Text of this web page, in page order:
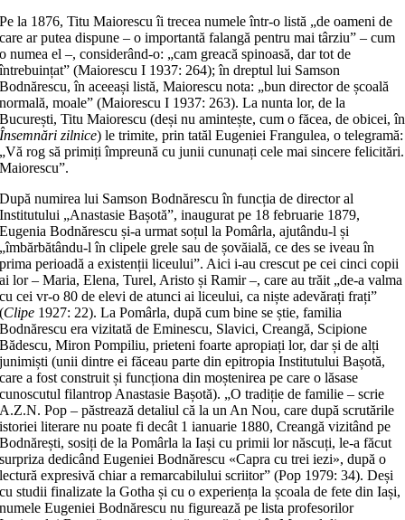
Pe la 1876, Titu Maiorescu îi trecea numele într-o listă „de oameni de
care ar putea dispune – o importantă falangă pentru mai târziu” – cum
o numea el –, considerând-o: „cam greacă spinoasă, dar tot de
întrebuințat” (Maiorescu I 1937: 264); în dreptul lui Samson
Bodnărescu, în aceeași listă, Maiorescu nota: „bun director de școală
normală, moale” (Maiorescu I 1937: 263). La nunta lor, de la
București, Titu Maiorescu (deși nu amintește, cum o făcea, de obicei, în
Însemnări zilnice) le trimite, prin tatăl Eugeniei Frangulea, o telegramă:
„Vă rog să primiți împreună cu junii cununați cele mai sincere felicitări.
Maiorescu”.
După numirea lui Samson Bodnărescu în funcția de director al
Institutului „Anastasie Bașotă”, inaugurat pe 18 februarie 1879,
Eugenia Bodnărescu și-a urmat soțul la Pomârla, ajutându-l și
„îmbărbătându-l în clipele grele sau de șovăială, ce des se iveau în
prima perioadă a existenții liceului”. Aici i-au crescut pe cei cinci copii
ai lor – Maria, Elena, Turel, Aristo și Ramir –, care au trăit „de-a valma
cu cei vr-o 80 de elevi de atunci ai liceului, ca niște adevărați frați”
(Clipe 1927: 22). La Pomârla, după cum bine se știe, familia
Bodnărescu era vizitată de Eminescu, Slavici, Creangă, Scipione
Bădescu, Miron Pompiliu, prieteni foarte apropiați lor, dar și de alți
junimiști (unii dintre ei făceau parte din epitropia Institutului Bașotă,
care a fost construit și funcționa din moștenirea pe care o lăsase
cunoscutul filantrop Anastasie Bașotă). „O tradiție de familie – scrie
A.Z.N. Pop – păstrează detaliul că la un An Nou, care după scrutările
istoriei literare nu poate fi decât 1 ianuarie 1880, Creangă vizitând pe
Bodnărești, sosiți de la Pomârla la Iași cu primii lor născuți, le-a făcut
surpriza dedicând Eugeniei Bodnărescu «Capra cu trei iezi», după o
lectură expresivă chiar a remarcabilului scriitor” (Pop 1979: 34). Deși
cu studii finalizate la Gotha și cu o experiența la școala de fete din Iași,
numele Eugeniei Bodnărescu nu figurează pe lista profesorilor